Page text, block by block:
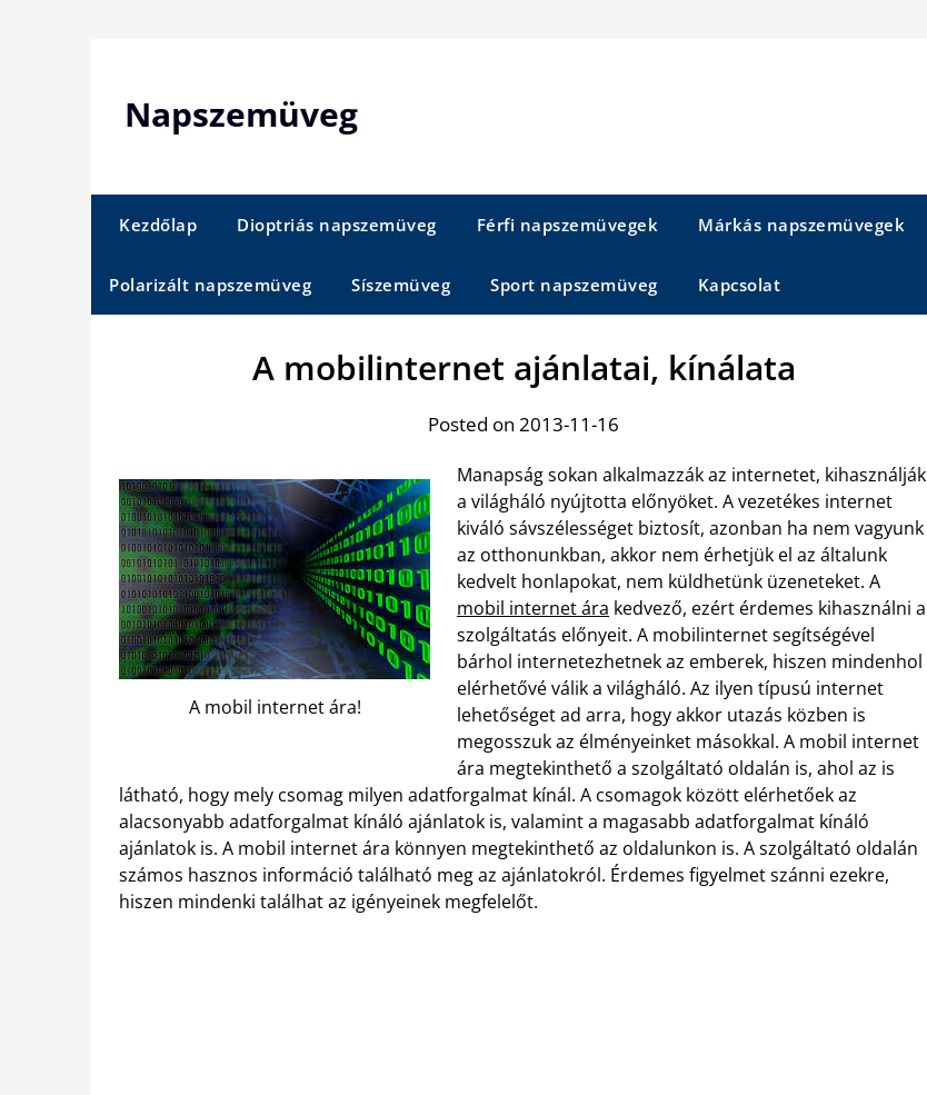
Napszemüveg
Kezdőlap Dioptriás napszemüveg Férfi napszemüvegek Márkás napszemüvegek
Polarizált napszemüveg Síszemüveg Sport napszemüveg Kapcsolat
A mobilinternet ajánlatai, kínálata
Posted on 2013-11-16
A mobil internet ára!
Manapság sokan alkalmazzák az internetet, kihasználják
a világháló nyújtotta előnyöket. A vezetékes internet
kiváló sávszélességet biztosít, azonban ha nem vagyunk
az otthonunkban, akkor nem érhetjük el az általunk
kedvelt honlapokat, nem küldhetünk üzeneteket. A
mobil internet ára kedvező, ezért érdemes kihasználni a
szolgáltatás előnyeit. A mobilinternet segítségével
bárhol internetezhetnek az emberek, hiszen mindenhol
elérhetővé válik a világháló. Az ilyen típusú internet
lehetőséget ad arra, hogy akkor utazás közben is
megosszuk az élményeinket másokkal. A mobil internet
ára megtekinthető a szolgáltató oldalán is, ahol az is
látható, hogy mely csomag milyen adatforgalmat kínál. A csomagok között elérhetőek az
alacsonyabb adatforgalmat kínáló ajánlatok is, valamint a magasabb adatforgalmat kínáló
ajánlatok is. A mobil internet ára könnyen megtekinthető az oldalunkon is. A szolgáltató oldalán
számos hasznos információ található meg az ajánlatokról. Érdemes figyelmet szánni ezekre,
hiszen mindenki találhat az igényeinek megfelelőt.